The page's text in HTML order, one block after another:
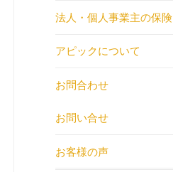
法人・個人事業主の保険
アピックについて
お問合わせ
お問い合せ
お客様の声